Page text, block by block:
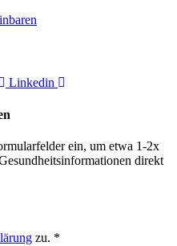
Linkedin
ein, um etwa 1-2x
direkt
zu. *